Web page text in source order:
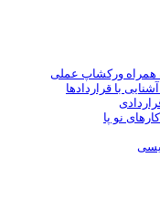
همراه ورکشاپ عملی
با قراردادها
نو پا